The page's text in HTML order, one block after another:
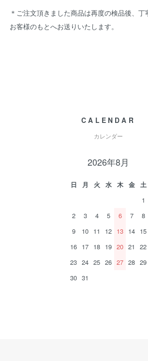
＊ご注文頂きました商品は再度の検品後、
お客様のもとへお送りいたします。
CALENDAR
カレンダー
2026年8月
日 月 火 水 木 金
土
1
2
3 4 5 6 7
8
9
10 11 12 13 14 15
16 17 18 19 20 21
22
23 24 25 26 27 28 29
30 31